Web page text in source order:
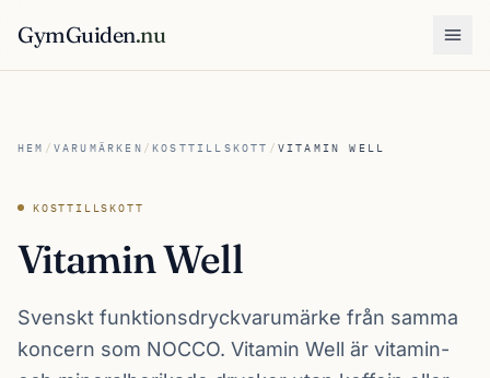
GymGuiden.nu
HEM / VARUMÄRKEN /KOSTTILLSKOTT / VITAMIN WELL
KOSTTILLSKOTT
Vitamin Well
Svenskt funktionsdryckvarumärke från samma
koncern som NOCCO. Vitamin Well är vitamin-